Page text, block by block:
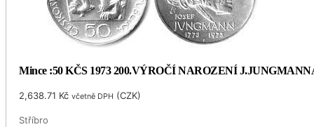
Mince :50 KČS 1973 200.VÝROČÍ NAROZENÍ
2,638.71 Kč včetně DPH (CZK)
Stříbro